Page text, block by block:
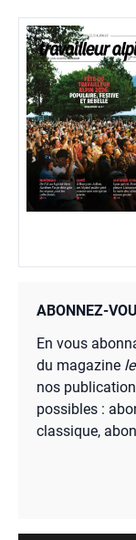
ABONNEZ-
En vous
du magazine
nos
possibles :
classique,